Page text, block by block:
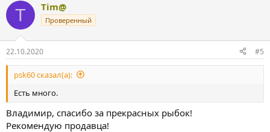
T Tim@
Проверенный
22.10.2020 #5
psk60 сказал(а):
Есть много.
Владимир, спасибо за прекрасных рыбок!
Рекомендую продавца!